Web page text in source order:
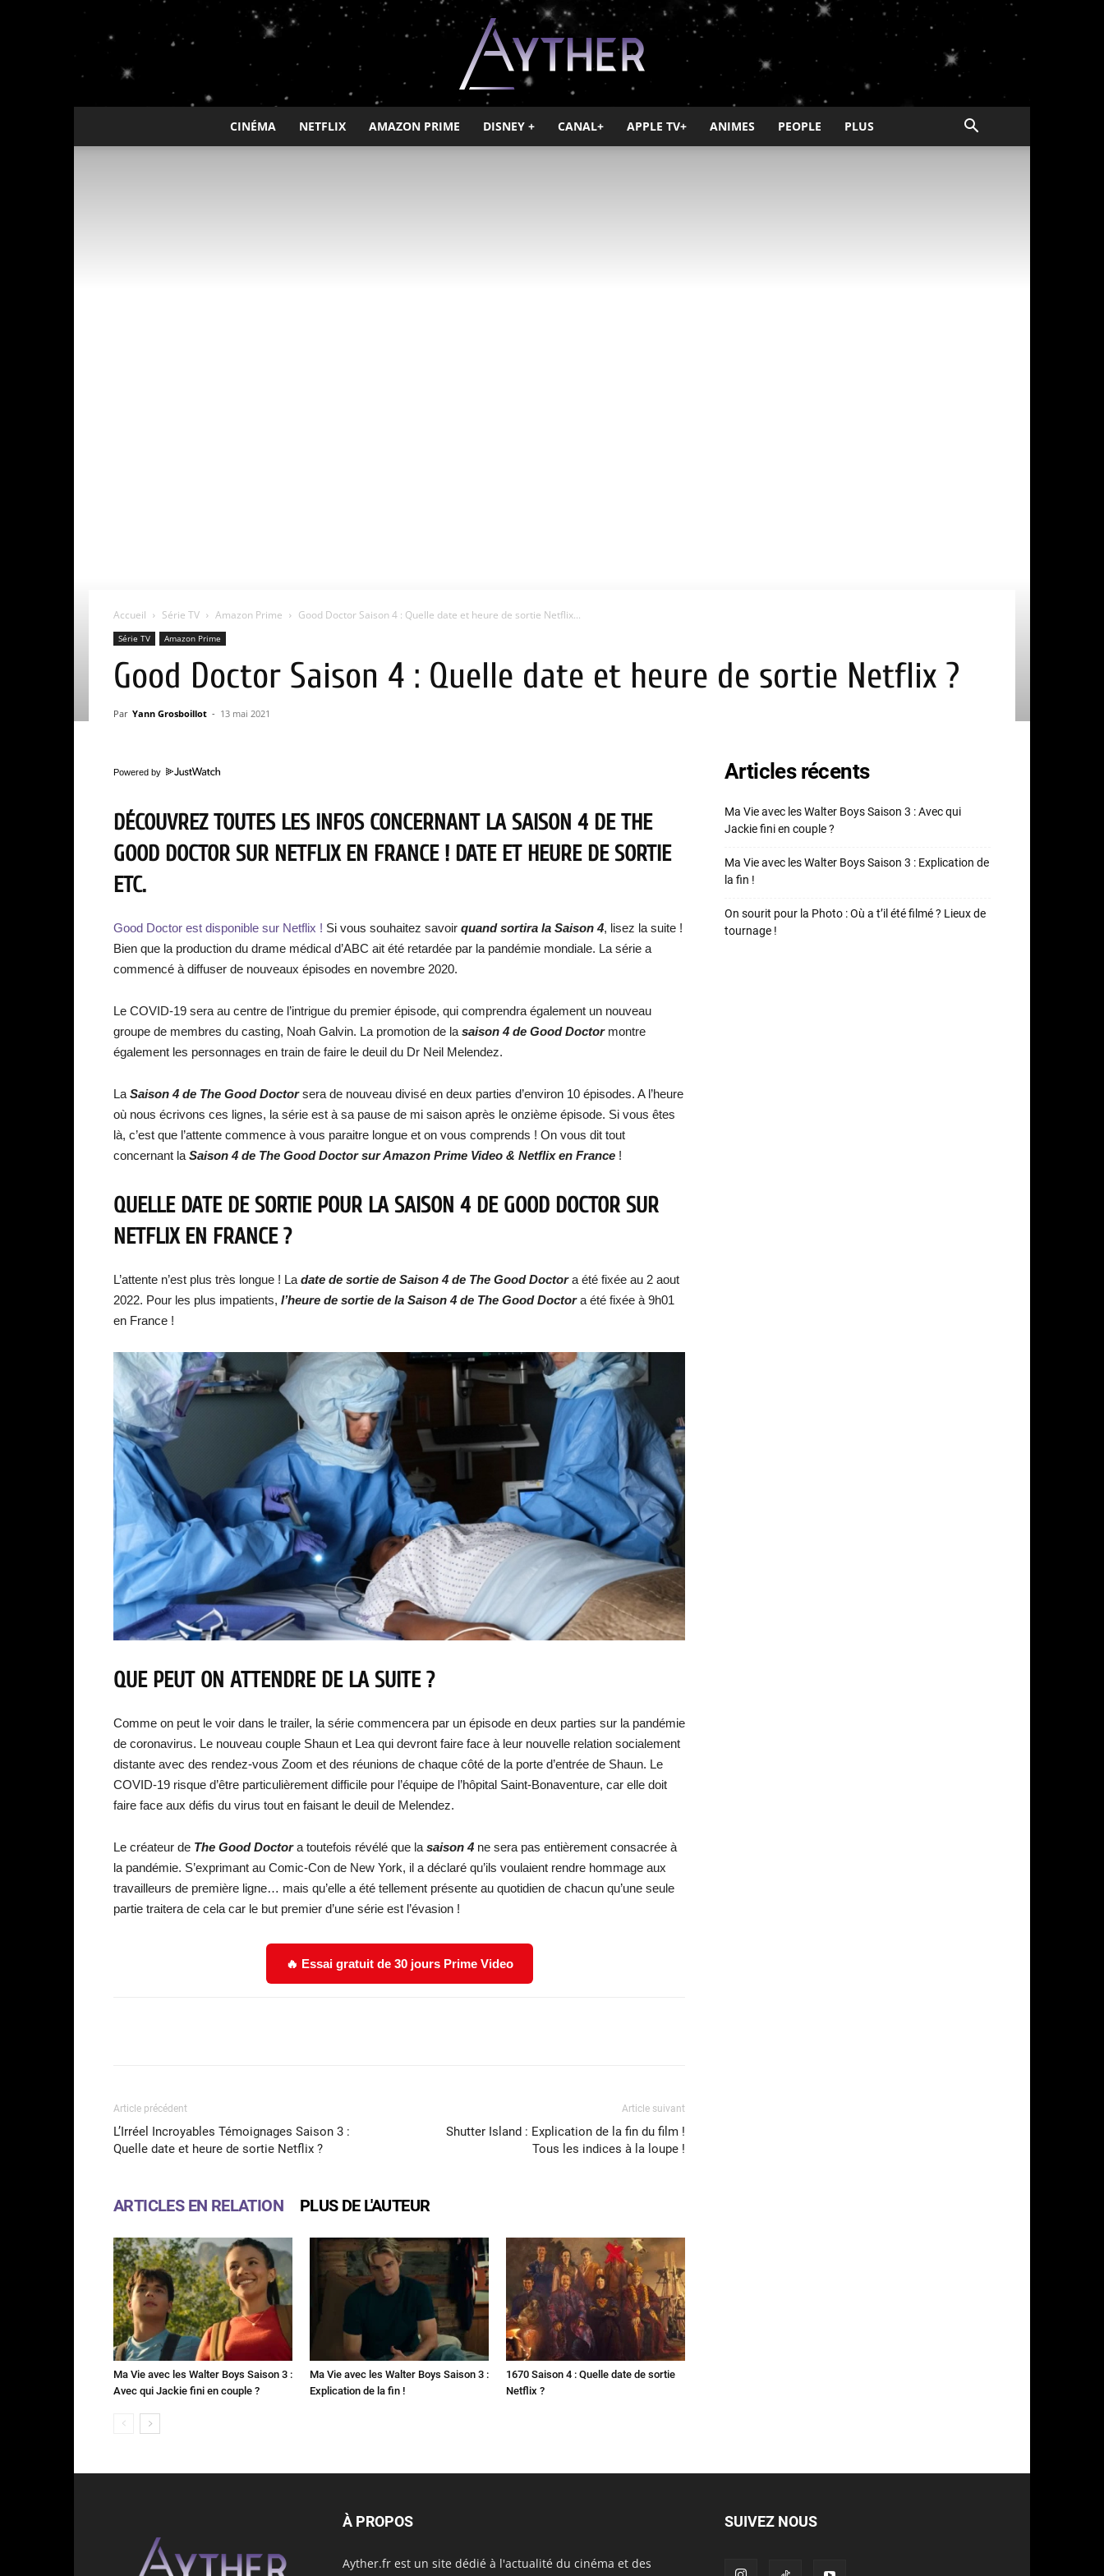
Ayther
CINÉMA NETFLIX AMAZON PRIME DISNEY + CANAL+ APPLE TV+ ANIMES PEOPLE PLUS
Accueil Série TV Amazon Prime Good Doctor Saison 4 : Quelle date et heure de sortie Netflix...
Série TV Amazon Prime
Good Doctor Saison 4 : Quelle date et heure de sortie Netflix ?
Par Yann Grosboillot - 13 mai 2021
Powered by
DÉCOUVREZ TOUTES LES INFOS CONCERNANT LA SAISON 4 DE THE
GOOD DOCTOR SUR NETFLIX EN FRANCE ! DATE ET HEURE DE SORTIE
ETC.
Good Doctor est disponible sur Netflix ! Si vous souhaitez savoir quand sortira la Saison 4, lisez la suite !
Bien que la production du drame médical d’ABC ait été retardée par la pandémie mondiale. La série a
commencé à diffuser de nouveaux épisodes en novembre 2020.
Le COVID-19 sera au centre de l’intrigue du premier épisode, qui comprendra également un nouveau
groupe de membres du casting, Noah Galvin. La promotion de la saison 4 de Good Doctor montre
également les personnages en train de faire le deuil du Dr Neil Melendez.
La Saison 4 de The Good Doctorsera de nouveau divisé en deux parties d’environ 10 épisodes. A l’heure
où nous écrivons ces lignes, la série est à sa pause de mi saison après le onzième épisode. Si vous êtes
là, c’est que l’attente commence à vous paraitre longue et on vous comprends ! On vous dit tout
concernant la Saison 4 de The Good Doctor sur Amazon Prime Video & Netflix en France !
QUELLE DATE DE SORTIE POUR LA SAISON 4 DE GOOD DOCTOR SUR
NETFLIX EN FRANCE ?
L’attente n’est plus très longue ! La date de sortie de Saison 4 de The Good Doctor a été fixée au 2 aout
2022. Pour les plus impatients, l’heure de sortie de la Saison 4 de The Good Doctor a été fixée à 9h01
en France !
QUE PEUT ON ATTENDRE DE LA SUITE ?
Comme on peut le voir dans le trailer, la série commencera par un épisode en deux parties sur la pandémie
de coronavirus. Le nouveau couple Shaun et Lea qui devront faire face à leur nouvelle relation socialement
distante avec des rendez-vous Zoom et des réunions de chaque côté de la porte d’entrée de Shaun. Le
COVID-19 risque d’être particulièrement difficile pour l’équipe de l’hôpital Saint-Bonaventure, car elle doit
faire face aux défis du virus tout en faisant le deuil de Melendez.
Le créateur de The Good Doctora toutefois révélé que la saison 4 ne sera pas entièrement consacrée à
la pandémie. S’exprimant au Comic-Con de New York, il a déclaré qu’ils voulaient rendre hommage aux
travailleurs de première ligne… mais qu’elle a été tellement présente au quotidien de chacun qu’une seule
partie traitera de cela car le but premier d’une série est l’évasion !
🔥 Essai gratuit de 30 jours Prime Video
Article précédent
L’Irréel Incroyables Témoignages Saison 3 :
Quelle date et heure de sortie Netflix ?
Article suivant
Shutter Island : Explication de la fin du film !
Tous les indices à la loupe !
ARTICLES EN RELATION PLUS DE L'AUTEUR
Ma Vie avec les Walter Boys Saison 3 :
Avec qui Jackie fini en couple ?
Ma Vie avec les Walter Boys Saison 3 :
Explication de la fin !
1670 Saison 4 : Quelle date de sortie
Netflix ?
Articles récents
Ma Vie avec les Walter Boys Saison 3 : Avec qui
Jackie fini en couple ?
Ma Vie avec les Walter Boys Saison 3 : Explication de
la fin !
On sourit pour la Photo : Où a t’il été filmé ? Lieux de
tournage !
À PROPOS
Ayther.fr est un site dédié à l'actualité du cinéma et des
SUIVEZ NOUS